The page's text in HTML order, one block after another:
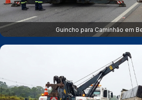
Guincho para Caminhão em